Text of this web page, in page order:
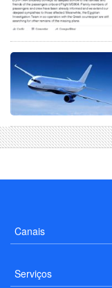
Canais
Serviços